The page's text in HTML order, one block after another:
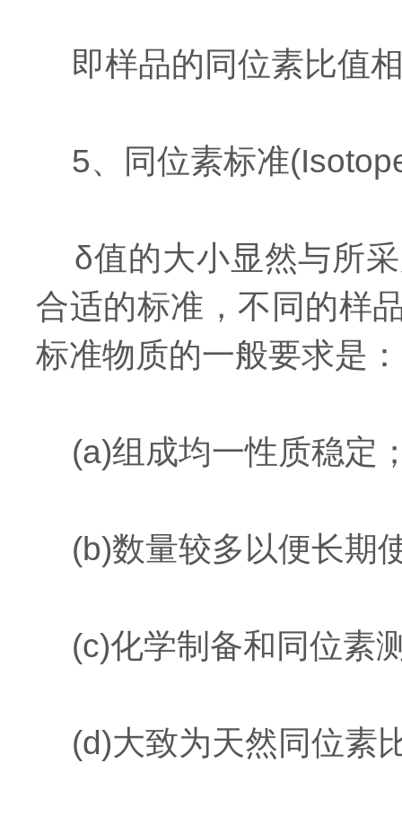
即样品的同位素比值
5、同位素标准
δ值的大小显然与所采
合适的标准，不同的样
标准物质的一般要求是：
(a)组成均一性质稳定
(b)数量较多以便长期
(c)化学制备和同位素
(d)大致为天然同位素